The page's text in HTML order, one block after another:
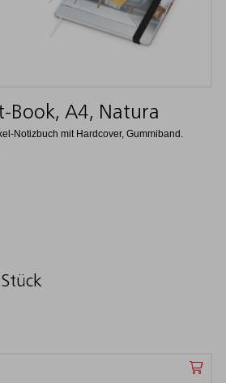
Book, A4, Natura
Notizbuch mit Hardcover, Gummiband.